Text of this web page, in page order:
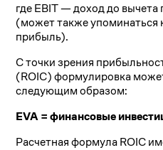
где EBIT — доход до вычета
(может также упоминаться
прибыль).
С точки зрения
(ROIC) формулировка
следующим образом:
EVA = финансовые
Расчетная формула ROIC